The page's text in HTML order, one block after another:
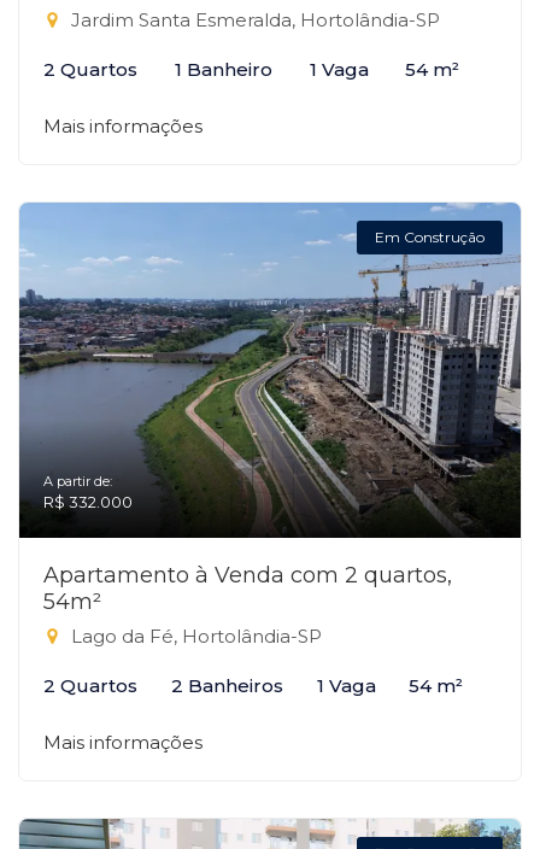
Jardim Santa Esmeralda, Hortolândia-SP
2 Quartos 1 Banheiro 1 Vaga 54 m²
Mais informações
Em Construção
A partir de:
R$ 332.000
Apartamento à Venda com 2 quartos,
54m²
Lago da Fé, Hortolândia-SP
2 Quartos 2 Banheiros 1 Vaga 54 m²
Mais informações